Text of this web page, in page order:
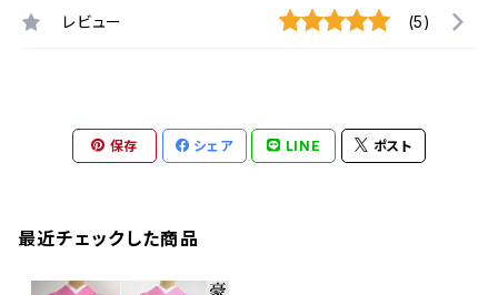
レビュー (5)
保存 シェア LINE ポスト
最近チェックした商品